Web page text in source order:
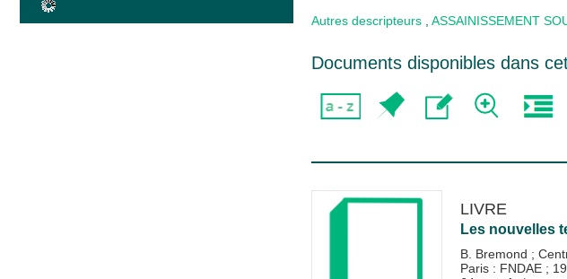
Autres descripteurs ASSAINISSEMENT
Documents disponibles dans
LIVRE
Les nouvelles
B. Bremond ;
Paris : FNDAE ;